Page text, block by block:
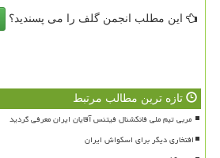
این مطلب انجمن گلف را می پسندید؟
تازه ترین مطالب مرتبط
افتخاری دیگر برای اسکواش ایران